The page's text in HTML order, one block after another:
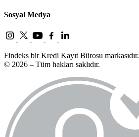
Sosyal Medya
Findeks bir Kredi Kayıt Bürosu markasıdır.
© 2026 – Tüm hakları saklıdır.